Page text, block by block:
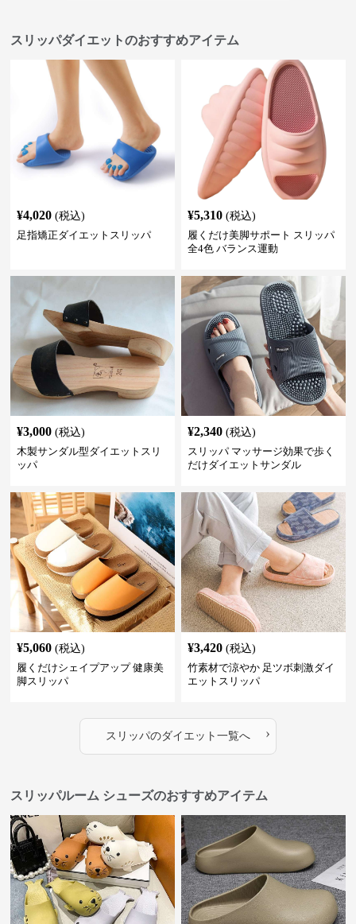
スリッパダイエットのおすすめアイテム
¥4,020 (税込)
足指矯正ダイエットスリッパ
¥5,310 (税込)
履くだけ美脚サポート スリッパ
全4色 バランス運動
¥3,000 (税込)
木製サンダル型ダイエットスリ
ッパ
¥2,340 (税込)
スリッパ マッサージ効果で歩く
だけダイエットサンダル
¥5,060 (税込)
履くだけシェイプアップ 健康美
脚スリッパ
¥3,420 (税込)
竹素材で涼やか 足ツボ刺激ダイ
エットスリッパ
スリッパのダイエット 一覧へ ›
スリッパルーム シューズのおすすめアイテム